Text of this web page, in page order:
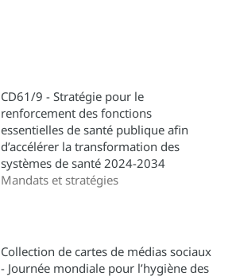
CD61/9 - Stratégie pour le
renforcement des fonctions
essentielles de santé publique afin
d’accélérer la transformation des
systèmes de santé 2024-2034
Mandats et stratégies
Collection de cartes de médias sociaux
- Journée mondiale pour l’hygiène des